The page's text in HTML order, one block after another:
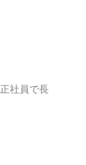
正社員で長